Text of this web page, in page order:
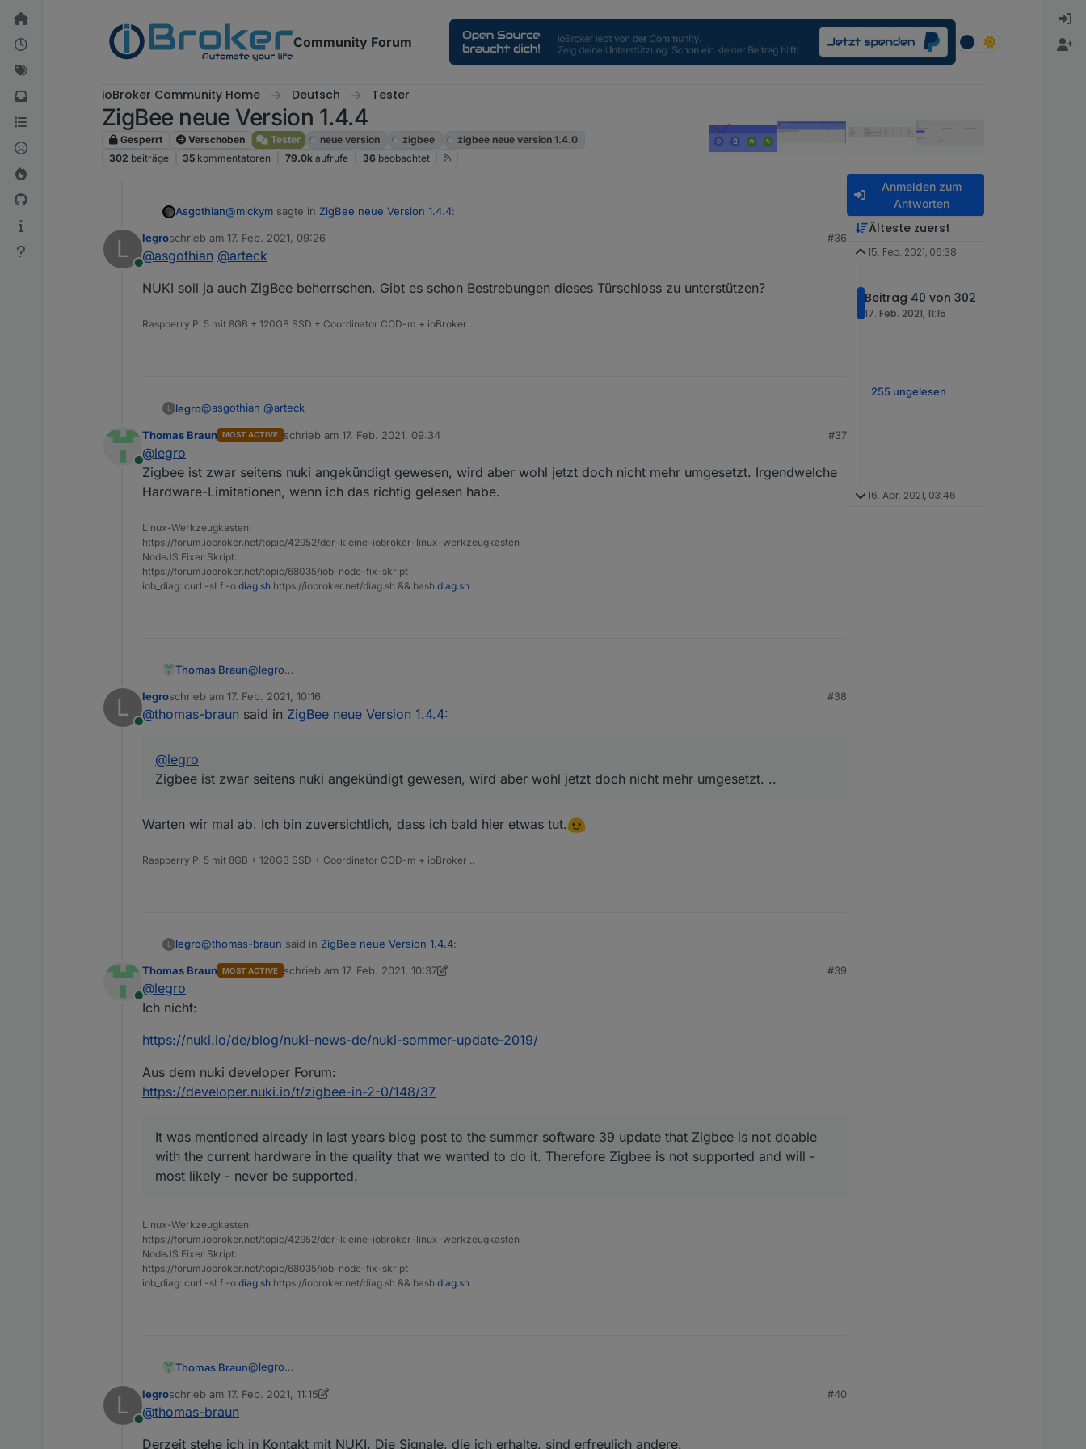
Weiter zum Inhalt
Community Forum
ioBroker Community Home Deutsch Tester
ZigBee neue Version 1.4.4
Gesperrt Verschoben Tester neue version zigbee
zigbee neue version 1.4.0
302 beiträge 35 kommentatoren 79.0k aufrufe 36 beobachtet
Asgothian@mickym sagte in ZigBee neue Version 1.4.4:
Dieser PING Button ist es wert die neue Version zu installieren - auch wenn ich ihn noch nicht über meine Node Red
Bitte prüfe:
Status von verschiedenen States vom Gerät automatisch abfragen. Insbesondere sind das die Helligkeit sowie der an/aus
Alle Lampen melden wenn sie Strom bekommen an das Netzwerk das sie "wieder da" sind.
L
Online
legroschrieb am 17. Feb. 2021, 09:26
zuletzt editiert von
#36
@asgothian @arteck
NUKI soll ja auch ZigBee beherrschen. Gibt es schon Bestrebungen dieses Türschloss zu unterstützen?
Raspberry Pi 5 mit 8GB + 120GB SSD + Coordinator COD-m + ioBroker ..
L legro@asgothian @arteck
NUKI soll ja auch ZigBee beherrschen. Gibt es schon Bestrebungen dieses Türschloss zu unterstützen?
Online
Thomas Braun MOST ACTIVE schrieb am 17. Feb. 2021, 09:34
zuletzt editiert von
#37
@legro
Zigbee ist zwar seitens nuki angekündigt gewesen, wird aber wohl jetzt doch nicht mehr umgesetzt. Irgendwelche
Hardware-Limitationen, wenn ich das richtig gelesen habe.
Linux-Werkzeugkasten:
https://forum.iobroker.net/topic/42952/der-kleine-iobroker-linux-werkzeugkasten
NodeJS Fixer Skript:
https://forum.iobroker.net/topic/68035/iob-node-fix-skript
iob_diag: curl -sLf -o diag.sh https://iobroker.net/diag.sh && bash diag.sh
Thomas Braun@legro
Hardware-Limitationen, wenn ich das richtig gelesen habe.
L
Online
legroschrieb am 17. Feb. 2021, 10:16
zuletzt editiert von
#38
@thomas-braun said in ZigBee neue Version 1.4.4:
@legro
Zigbee ist zwar seitens nuki angekündigt gewesen, wird aber wohl jetzt doch nicht mehr umgesetzt. ..
Warten wir mal ab. Ich bin zuversichtlich, dass ich bald hier etwas tut.
Raspberry Pi 5 mit 8GB + 120GB SSD + Coordinator COD-m + ioBroker ..
L legro@thomas-braun said in ZigBee neue Version 1.4.4:
Online
Thomas Braun MOST ACTIVE schrieb am 17. Feb. 2021, 10:37
zuletzt editiert von Thomas Braun
#39
@legro
Ich nicht:
https://nuki.io/de/blog/nuki-news-de/nuki-sommer-update-2019/
Aus dem nuki developer Forum:
https://developer.nuki.io/t/zigbee-in-2-0/148/37
It was mentioned already in last years blog post to the summer software 39 update that Zigbee is not doable
with the current hardware in the quality that we wanted to do it. Therefore Zigbee is not supported and will -
most likely - never be supported.
Linux-Werkzeugkasten:
https://forum.iobroker.net/topic/42952/der-kleine-iobroker-linux-werkzeugkasten
NodeJS Fixer Skript:
https://forum.iobroker.net/topic/68035/iob-node-fix-skript
iob_diag: curl -sLf -o diag.sh https://iobroker.net/diag.sh && bash diag.sh
Thomas Braun@legro
https://nuki.io/de/blog/nuki-news-de/nuki-sommer-update-2019/
https://developer.nuki.io/t/zigbee-in-2-0/148/37
L
Online
legroschrieb am 17. Feb. 2021, 11:15
zuletzt editiert von legro
#40
@thomas-braun
Derzeit stehe ich in Kontakt mit NUKI. Die Signale, die ich erhalte, sind erfreulich andere.
Anmelden zum
Antworten
Älteste zuerst
15. Feb. 2021, 06:38
Beitrag 40 von 302
17. Feb. 2021, 11:15
255 ungelesen
16. Apr. 2021, 03:46